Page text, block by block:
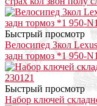
Быстрый просмотр
Велосипед 3кол
задн тормоз *1
Быстрый просмотр
Набор ключей